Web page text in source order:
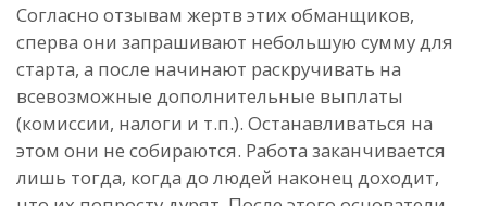
Согласно отзывам жертв этих обманщиков,
сперва они запрашивают небольшую сумму для
старта, а после начинают раскручивать на
всевозможные дополнительные выплаты
(комиссии, налоги и т.п.). Останавливаться на
этом они не собираются. Работа заканчивается
лишь тогда, когда до людей наконец доходит,